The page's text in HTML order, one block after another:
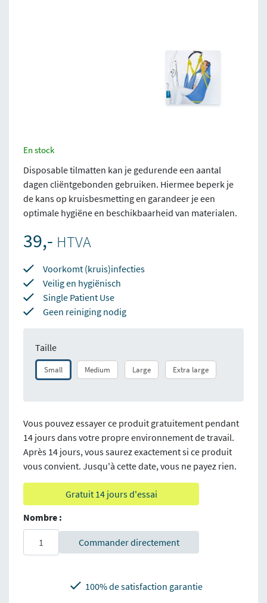
En stock
Disposable tilmatten kan je gedurende een aantal
dagen cliëntgebonden gebruiken. Hiermee beperk je
de kans op kruisbesmetting en garandeer je een
optimale hygiëne en beschikbaarheid van materialen.
39,- HTVA
Voorkomt (kruis)infecties
Veilig en hygiënisch
Single Patient Use
Geen reiniging nodig
Taille
Small Medium Large Extra large
Vous pouvez essayer ce produit gratuitement pendant
14 jours dans votre propre environnement de travail.
Après 14 jours, vous saurez exactement si ce produit
vous convient. Jusqu'à cette date, vous ne payez rien.
Gratuit 14 jours d'essai
Nombre :
Commander directement
100% de satisfaction garantie